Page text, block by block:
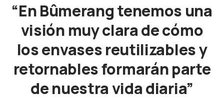
“En Bûmerang tenemos una
visión muy clara de cómo
los envases reutilizables y
retornables formarán parte
de nuestra vida diaria”